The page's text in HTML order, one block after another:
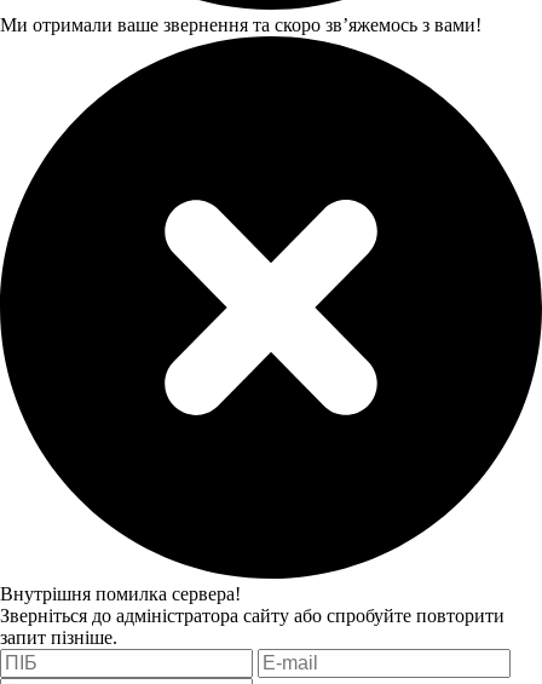
Ми отримали ваше звернення та скоро звʼяжемось з вами!
Внутрішня помилка сервера!
Зверніться до адміністратора сайту або спробуйте повторити
запит пізніше.